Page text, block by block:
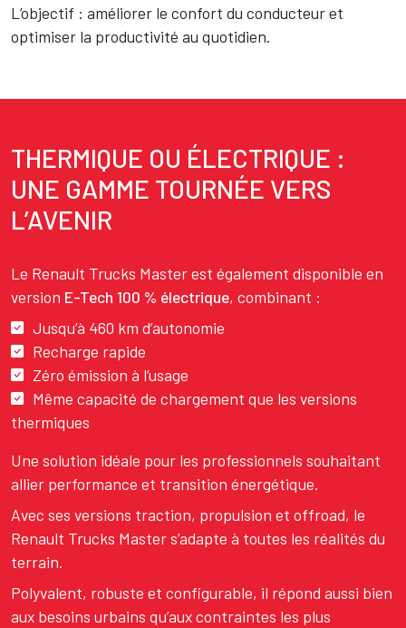
L’objectif : améliorer le confort du conducteur et
optimiser la productivité au quotidien.
Texte
THERMIQUE OU ÉLECTRIQUE :
UNE GAMME TOURNÉE VERS
L’AVENIR
Le Renault Trucks Master est également disponible en
version E-Tech 100 % électrique, combinant :
Jusqu’à 460 km d’autonomie
Recharge rapide
Zéro émission à l’usage
Même capacité de chargement que les versions
thermiques
Une solution idéale pour les professionnels souhaitant
allier performance et transition énergétique.
Avec ses versions traction, propulsion et offroad, le
Renault Trucks Master s’adapte à toutes les réalités du
terrain.
Polyvalent, robuste et configurable, il répond aussi bien
aux besoins urbains qu’aux contraintes les plus